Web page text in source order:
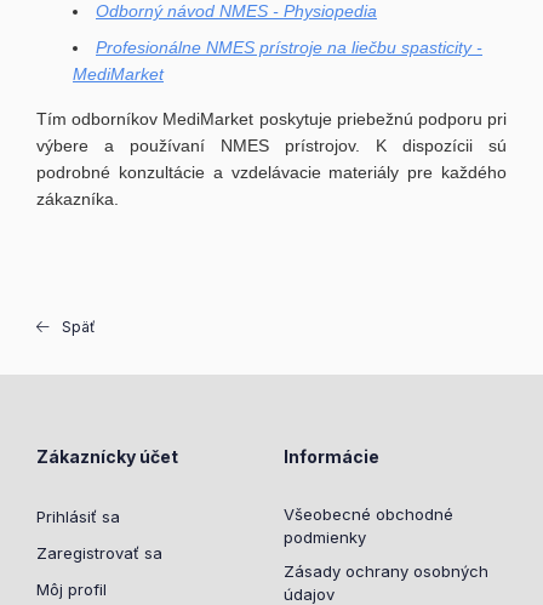
Odborný návod NMES - Physiopedia
Profesionálne NMES prístroje na liečbu spasticity -
MediMarket
Tím odborníkov MediMarket poskytuje priebežnú podporu pri
výbere a používaní NMES prístrojov. K dispozícii sú
podrobné konzultácie a vzdelávacie materiály pre každého
zákazníka.
Späť
Zákaznícky účet
Prihlásiť sa
Zaregistrovať sa
Môj profil
Informácie
Všeobecné obchodné
podmienky
Zásady ochrany osobných
údajov